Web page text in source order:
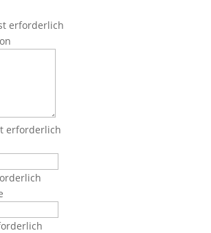
erforderlich
erforderlich